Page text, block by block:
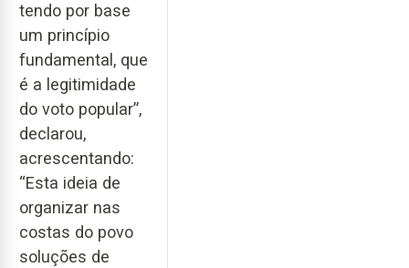
tendo por base
um princípio
fundamental, que
é a legitimidade
do voto popular”,
declarou,
acrescentando:
“Esta ideia de
organizar nas
costas do povo
soluções de